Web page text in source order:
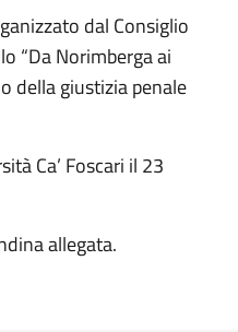
dal Consiglio
“Da Norimberga ai
della giustizia penale
Ca’ Foscari il 23
allegata.